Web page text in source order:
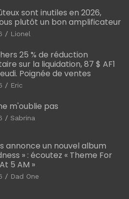
sont inutiles en 2026,
plutôt un bon amplificateur
Lionel
25 % de réduction
sur la liquidation, 87 $ AF1
Poignée de ventes
Eric
m'oublie pas
Sabrina
annonce un nouvel album
» : écoutez « Theme For
5 AM »
Dad One